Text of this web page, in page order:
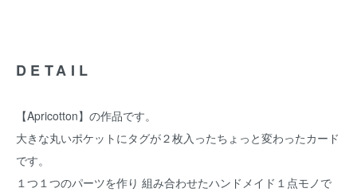
DETAIL
【Apricotton】の作品です。
大きな丸いポケットにタグが２枚入ったちょっと変わったカード
です。
１つ１つのパーツを作り 組み合わせたハンドメイド１点モノで